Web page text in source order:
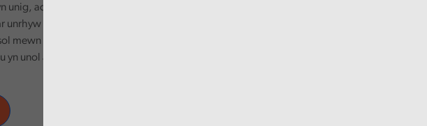
ac ni chaiff ei rhannu â thrydydd
adeg, trwy ddiweddaru eich
mewn unrhyw e-bost a dderbyniwch
yn unol â'n polisi preifatrwydd.